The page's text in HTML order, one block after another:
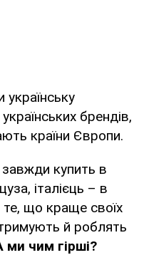
українську
брендів,
країни Європи.
купить в
італієць – в
те, що краще своїх
й роблять
ми чим гірші?